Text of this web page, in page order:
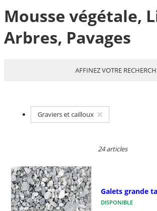
Mousse végétale,
Arbres, Pavages
AFFINEZ VOTRE
Graviers et cailloux
24 articles
Galets grande
DISPONIBLE